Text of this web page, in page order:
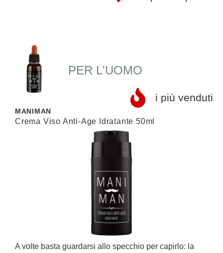
PER L'UOMO
i più venduti
MANIMAN
Crema Viso Anti-Age Idratante 50ml
A volte basta guardarsi allo specchio per capirlo: la